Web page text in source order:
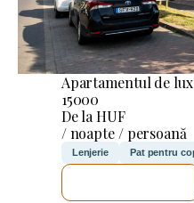
Apartamentul de
15000
De la HUF
/ noapte / persoană
Lenjerie Pat pentru